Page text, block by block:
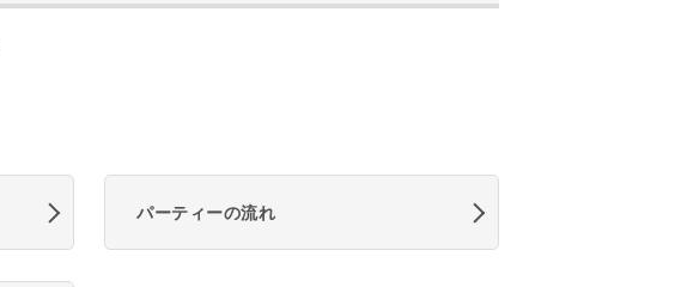
パーティーの流れ